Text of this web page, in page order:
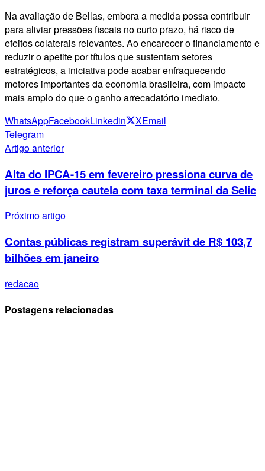
Na avaliação de Bellas, embora a medida possa contribuir
para aliviar pressões fiscais no curto prazo, há risco de
efeitos colaterais relevantes. Ao encarecer o financiamento e
reduzir o apetite por títulos que sustentam setores
estratégicos, a iniciativa pode acabar enfraquecendo
motores importantes da economia brasileira, com impacto
mais amplo do que o ganho arrecadatório imediato.
WhatsAppFacebookLinkedin XEmail
Telegram
Artigo anterior
Alta do IPCA-15 em fevereiro pressiona curva de
juros e reforça cautela com taxa terminal da Selic
Próximo artigo
Contas públicas registram superávit de R$ 103,7
bilhões em janeiro
redacao
Postagens relacionadas